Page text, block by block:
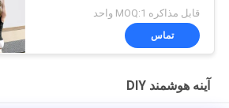
کننده داخلی
قابل مذاکره MOQ:1 واحد
تماس
آینه هوشمند DIY